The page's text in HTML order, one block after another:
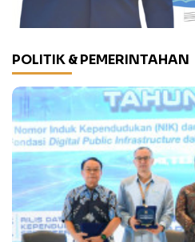
POLITIK & PEMERINTAHAN